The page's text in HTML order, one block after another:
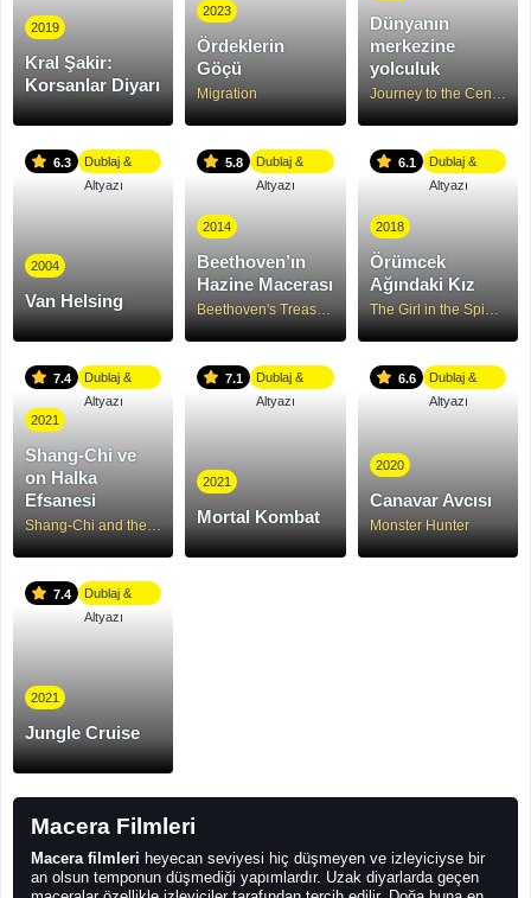
2019
Kral Şakir:
Korsanlar Diyarı
2023
Ördeklerin
Göçü
Migration
Dünyanın
merkezine
yolculuk
Journey to the Center of the Earth
6.3
Dublaj &
Altyazı
2004
Van Helsing
5.8
Dublaj &
Altyazı
2014
Beethoven’ın
Hazine Macerası
Beethoven's Treasure Tail
6.1
Dublaj &
Altyazı
2018
Örümcek
Ağındaki Kız
The Girl in the Spider's Web
7.4
Dublaj &
Altyazı
2021
Shang-Chi ve
on Halka
Efsanesi
Shang-Chi and the Legend of the Ten Rings
7.1
Dublaj &
Altyazı
2021
Mortal Kombat
6.6
Dublaj &
Altyazı
2020
Canavar Avcısı
Monster Hunter
7.4
Dublaj &
Altyazı
2021
Jungle Cruise
Macera Filmleri
Macera filmleri heyecan seviyesi hiç düşmeyen ve izleyiciyse bir
an olsun temponun düşmediği yapımlardır. Uzak diyarlarda geçen